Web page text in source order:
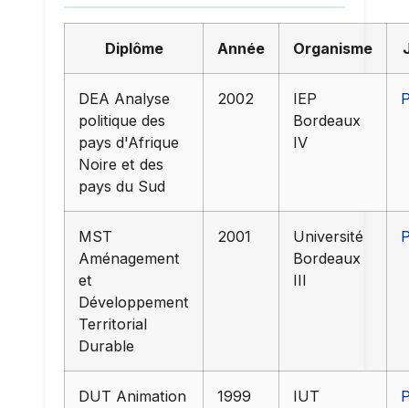
Diplôme Année Organisme
DEA Analyse
politique des
pays d'Afrique
Noire et des
pays du Sud
2002
IEP
Bordeaux
IV
MST
Aménagement
et
Développement
Territorial
Durable
2001
Université
Bordeaux
III
DUT Animation
1999
IUT